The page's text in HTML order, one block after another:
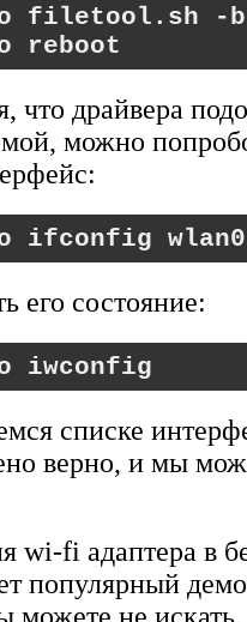
filetool.sh -b
reboot
что драйвера
можно
ifconfig
его состояние:
iwconfig
списке
верно, и мы
wi-fi адаптера в
популярный